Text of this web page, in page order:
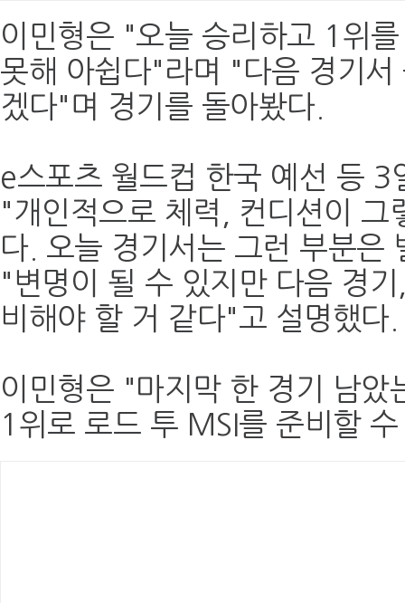
이민형은 "오늘 승리하고 1위
못해 아쉽다"라며 "다음 경기
겠다"며 경기를 돌아봤다.
e스포츠 월드컵 한국 예선 등 3
"개인적으로 체력, 컨디션이 그
다. 오늘 경기서는 그런 부분은
"변명이 될 수 있지만 다음 경
비해야 할 거 같다"고 설명했다.
이민형은 "마지막 한 경기 남았
1위로 로드 투 MSI를 준비할